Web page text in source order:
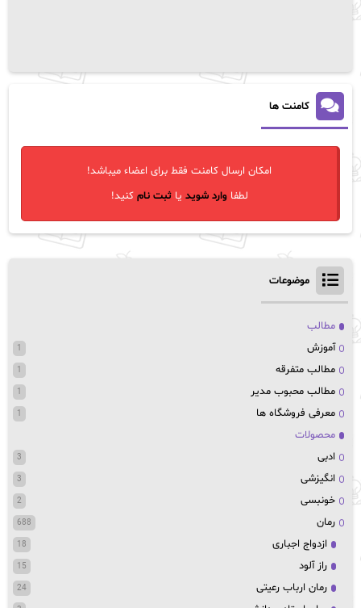
کامنت ها
امکان ارسال کامنت فقط برای اعضاء میباشد!
لطفاوارد شوید یاثبت نام کنید!
موضوعات
مطالب
آموزش
1
مطالب متفرقه 1
مطالب محبوب مدیر 1
معرفی فروشگاه ها 1
محصولات
ادبی
3
انگیزشی 3
خونبسی 2
رمان 688
ازدواج اجباری 18
راز آلود 15
رمان ارباب رعیتی 24